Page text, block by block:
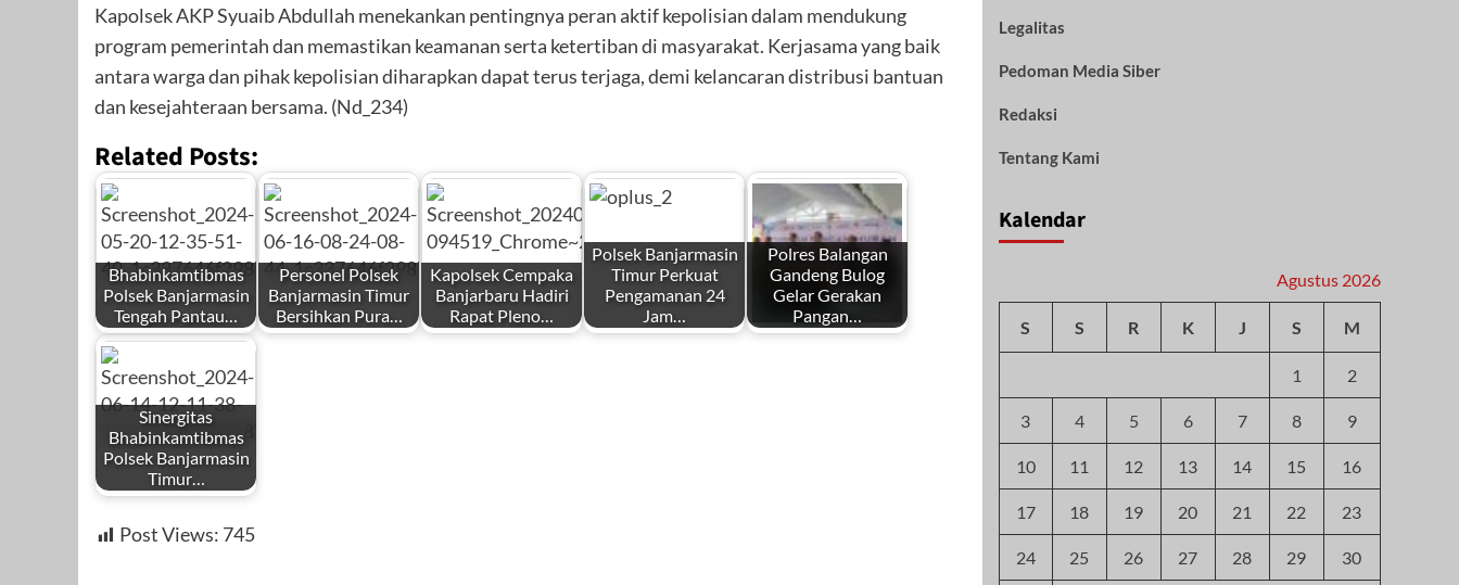
Kapolsek AKP Syuaib Abdullah menekankan pentingnya peran aktif kepolisian dalam mendukung
program pemerintah dan memastikan keamanan serta ketertiban di masyarakat. Kerjasama yang baik
antara warga dan pihak kepolisian diharapkan dapat terus terjaga, demi kelancaran distribusi bantuan
dan kesejahteraan bersama. (Nd_234)
Related Posts:
Bhabinkamtibmas
Polsek Banjarmasin
Tengah Pantau…
Personel Polsek
Banjarmasin Timur
Bersihkan Pura…
Kapolsek Cempaka
Banjarbaru Hadiri
Rapat Pleno…
Polsek Banjarmasin
Timur Perkuat
Pengamanan 24
Jam…
Polres Balangan
Gandeng Bulog
Gelar Gerakan
Pangan…
Sinergitas
Bhabinkamtibmas
Polsek Banjarmasin
Timur…
Post Views: 745
Legalitas
Pedoman Media Siber
Redaksi
Tentang Kami
Kalendar
Agustus 2026
S S R K J S M
1 2
3 4 5 6 7 8 9
10 11 12 13 14 15 16
17 18 19 20 21 22 23
24 25 26 27 28 29 30